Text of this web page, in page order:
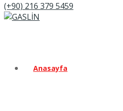
(+90) 216 379 5459
Anasayfa